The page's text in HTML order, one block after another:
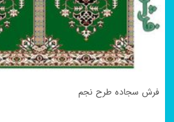
فرش سجاده طرح نجم